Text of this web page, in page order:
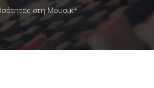
στη Μουσική